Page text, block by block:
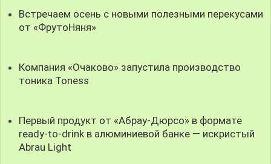
Встречаем осень с новыми полезными перекусами
от «ФрутоНяня»
Компания «Очаково» запустила производство
тоника Toness
Первый продукт от «Абрау-Дюрсо» в формате
ready-to-drink в алюминиевой банке — искристый
Abrau Light